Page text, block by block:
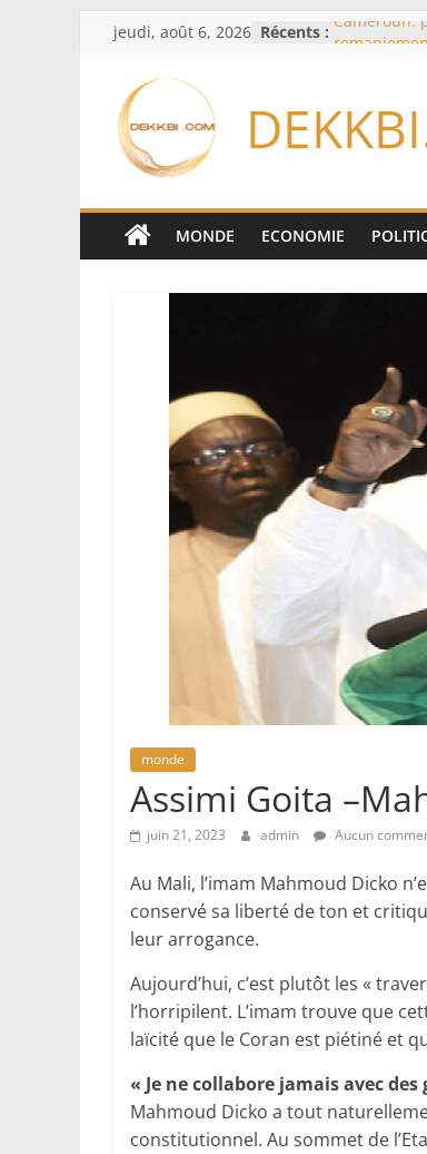
Passer
contenu
jeudi, août 6, 2026 Récents : Cameroun:
l’armée
Meta se
logiciels
records
Disney
davantage
France –
Laribi
policière
MONDE ECONOMIE
monde
Assimi Goita
juin 21, 2023 admin Aucun
Au Mali, l’imam Mahmoud Dicko
conservé sa liberté de ton et
leur arrogance.
Aujourd’hui, c’est plutôt les «
l’horripilent. L’imam trouve que
laïcité que le Coran est piétiné et
« Je ne collabore jamais avec
Mahmoud Dicko a tout
constitutionnel. Au sommet de